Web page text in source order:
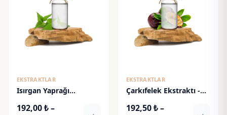
EKSTRAKTLAR
Isırgan Yaprağı
Extract
192,00₺–
EKSTRAKTLAR
Çarkıfelek Ekstraktı -
192,50₺–